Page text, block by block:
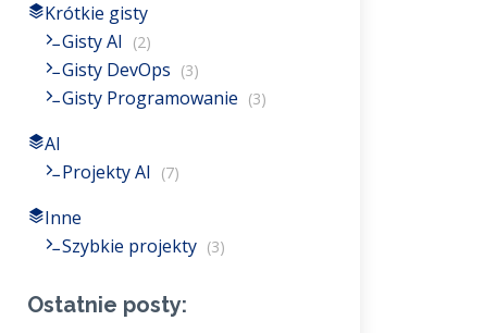
Krótkie gisty
Gisty AI
(2)
Gisty DevOps (3)
Gisty Programowanie (3)
AI
Projekty AI
(7)
Inne
Szybkie projekty (3)
Ostatnie posty: